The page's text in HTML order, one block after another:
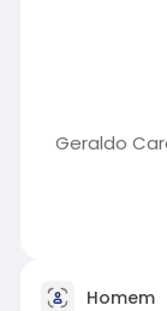
Geraldo
Homem